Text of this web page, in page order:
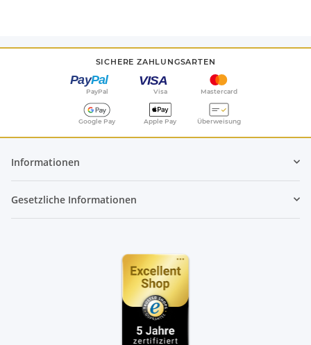
SICHERE ZAHLUNGSARTEN
PayPal Visa Mastercard
Google Pay Apple Pay Überweisung
Informationen
Gesetzliche Informationen